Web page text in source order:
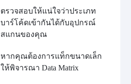
ตรวจสอบให้แน่ใจว่าประเภท
บาร์โค้ดเข้ากันได้กับอุปกรณ์
สแกนของคุณ
หากคุณต้องการแท็กขนาดเล็ก
ให้พิจารณา Data Matrix